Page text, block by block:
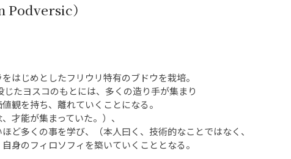
Podversic）
はじめとしたフリウリ特有のブドウを栽培。
たヨスコのもとには、多くの造り手が集まり
観を持ち、離れていくことになる。
才能が集まっていた。）、
ど多くの事を学び、（本人曰く、技術的なことではなく、
身のフィロソフィを築いていくこととなる。